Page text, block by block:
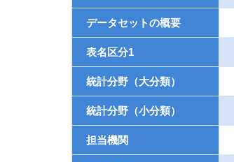
データセットの概要
表名区分1
統計分野（大分類）
統計分野（小分類）
担当機関